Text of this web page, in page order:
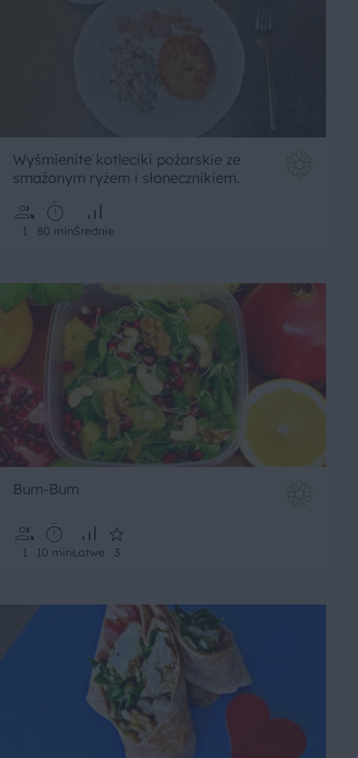
Wyśmienite kotleciki pożarskie ze
smażonym ryżem i słonecznikiem.
1 80 minŚrednie
Bum-Bum
1 10 minŁatwe 3